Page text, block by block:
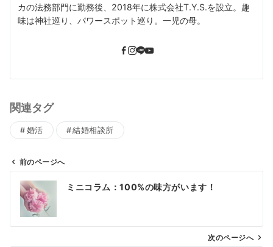
カの法務部門に勤務後、2018年に株式会社T.Y.S.を設立。趣
味は神社巡り、パワースポット巡り。一児の母。
関連タグ
婚活 結婚相談所
ビ
前のページへ
ミニコラム：100%の味方がいます！
次のページへ